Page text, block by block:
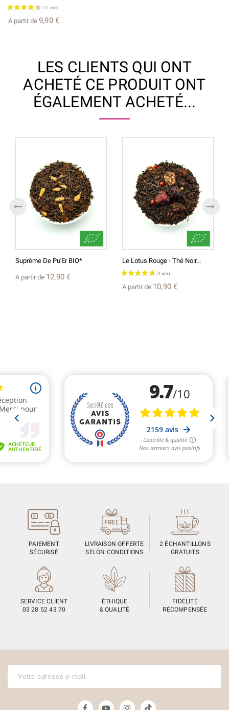
A partir de 9,90 €
LES CLIENTS QUI ONT
ACHETÉ CE PRODUIT ONT
ÉGALEMENT ACHETÉ...
Suprême De Pu'Er BIO*
A partir de 12,90 €
Le Lotus Rouge - Thé Noir...
A partir de 10,90 €
PAIEMENT
SÉCURISÉ
LIVRAISON OFFERTE
SELON CONDITIONS
2 ÉCHANTILLONS
GRATUITS
SERVICE CLIENT
03 28 52 43 70
ÉTHIQUE
& QUALITÉ
FIDÉLITÉ
RÉCOMPENSÉE